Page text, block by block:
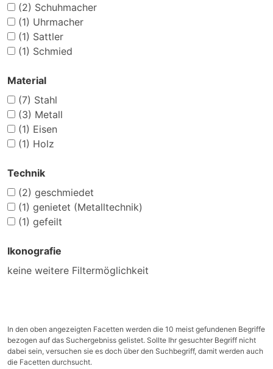
(2) Schuhmacher
(1) Uhrmacher
(1) Sattler
(1) Schmied
Material
(7) Stahl
(3) Metall
(1) Eisen
(1) Holz
Technik
(2) geschmiedet
(1) genietet (Metalltechnik)
(1) gefeilt
Ikonografie
keine weitere Filtermöglichkeit
In den oben angezeigten Facetten werden die 10 meist gefundenen Begriffe
bezogen auf das Suchergebniss gelistet. Sollte Ihr gesuchter Begriff nicht
dabei sein, versuchen sie es doch über den Suchbegriff, damit werden auch
die Facetten durchsucht.